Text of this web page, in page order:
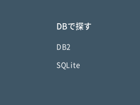
DBで探す
DB2
SQLite